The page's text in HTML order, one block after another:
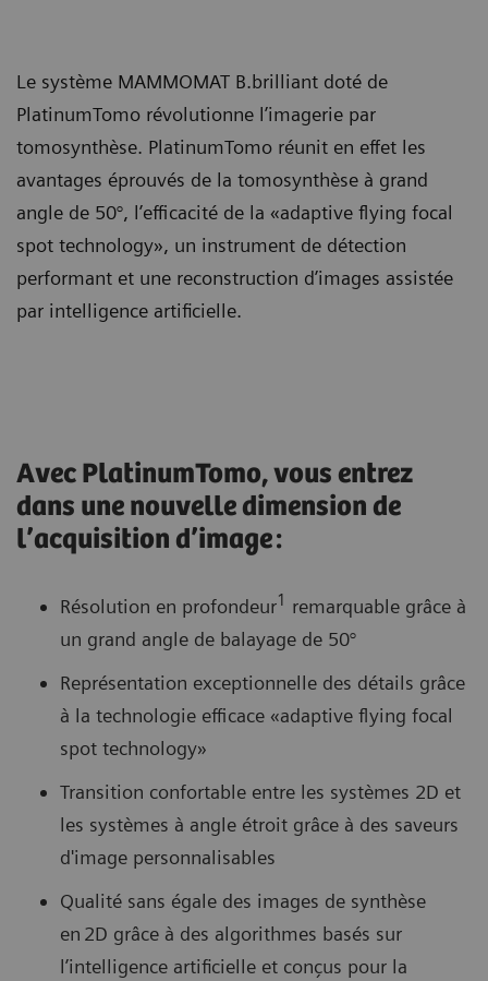
Le système MAMMOMAT B.brilliant doté de
PlatinumTomo révolutionne l’imagerie par
tomosynthèse. PlatinumTomo réunit en effet les
avantages éprouvés de la tomosynthèse à grand
angle de 50°, l’efficacité de la «adaptive flying focal
spot technology», un instrument de détection
performant et une reconstruction d’images assistée
par intelligence artificielle.
Avec PlatinumTomo, vous entrez
dans une nouvelle dimension de
l’acquisition d’image :
Résolution en profondeur1 remarquable grâce à
un grand angle de balayage de 50°
Représentation exceptionnelle des détails grâce
à la technologie efficace «adaptive flying focal
spot technology»
Transition confortable entre les systèmes 2D et
les systèmes à angle étroit grâce à des saveurs
d'image personnalisables
Qualité sans égale des images de synthèse
en 2D grâce à des algorithmes basés sur
l’intelligence artificielle et conçus pour la